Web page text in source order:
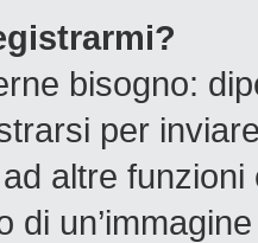
bisogno:
per
altre
di